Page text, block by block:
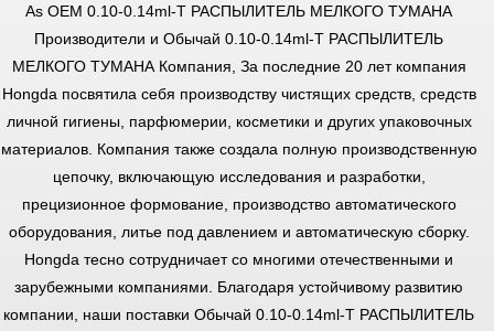
As OEM 0.10-0.14ml-T РАСПЫЛИТЕЛЬ МЕЛКОГО ТУМАНА
Производители и Обычай 0.10-0.14ml-T РАСПЫЛИТЕЛЬ
МЕЛКОГО ТУМАНА Компания , За последние 20 лет компания
Hongda посвятила себя производству чистящих средств, средств
личной гигиены, парфюмерии, косметики и других упаковочных
материалов. Компания также создала полную производственную
цепочку, включающую исследования и разработки,
прецизионное формование, производство автоматического
оборудования, литье под давлением и автоматическую сборку.
Hongda тесно сотрудничает со многими отечественными и
зарубежными компаниями. Благодаря устойчивому развитию
компании, наши поставки Обычай 0.10-0.14ml-T РАСПЫЛИТЕЛЬ